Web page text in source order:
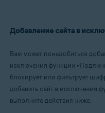
Добавление сайта в
Вам может понадобиться
исключения функции
блокирует или фильтрует
добавить сайт в исключения
выполните действия ниже.